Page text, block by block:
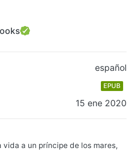
español
EPUB
15 ene 2020
vida a un príncipe de los mares,